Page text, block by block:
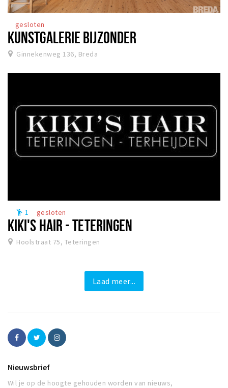
gesloten
KUNSTGALERIE BIJZONDER
Ginnekenweg 136, Breda
emoji_people 1 gesloten
KIKI'S HAIR - TETERINGEN
Hoolstraat 75, Teteringen
Laad meer...
Nieuwsbrief
Wil je op de hoogte gehouden worden van nieuws,